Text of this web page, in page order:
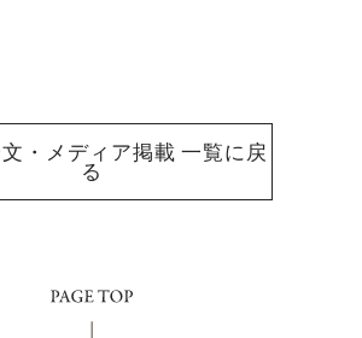
・メディア掲載 一覧に戻
る